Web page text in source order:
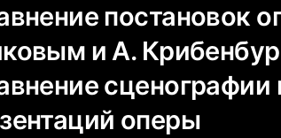
постановок
и А.
сценографии
оперы